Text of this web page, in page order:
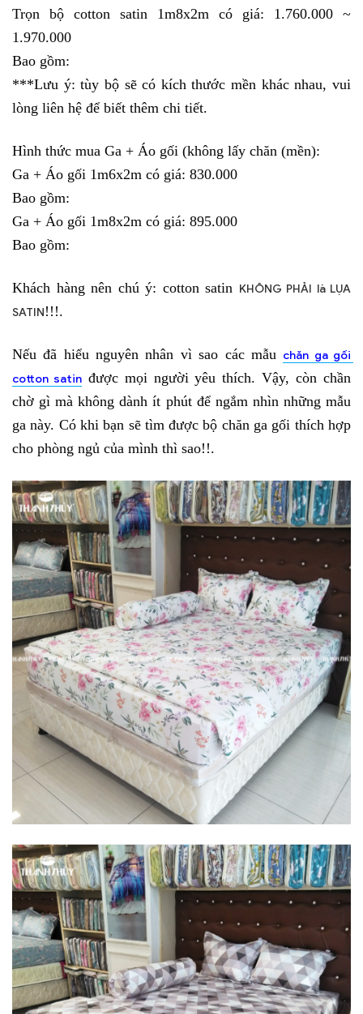
Trọn bộ cotton satin 1m8x2m có giá: 1.760.000 ~
1.970.000
Bao gồm:
***Lưu ý: tùy bộ sẽ có kích thước mền khác nhau, vui
lòng liên hệ để biết thêm chi tiết.
Hình thức mua Ga + Áo gối (không lấy chăn (mền):
Ga + Áo gối 1m6x2m có giá: 830.000
Bao gồm:
Ga + Áo gối 1m8x2m có giá: 895.000
Bao gồm:
Khách hàng nên chú ý: cotton satin KHÔNG PHẢI là LỤA
SATIN!!!.
Nếu đã hiểu nguyên nhân vì sao các mẫu chăn ga gối
cotton satin được mọi người yêu thích. Vậy, còn chần
chờ gì mà không dành ít phút để ngắm nhìn những mẫu
ga này. Có khi bạn sẽ tìm được bộ chăn ga gối thích hợp
cho phòng ngủ của mình thì sao!!.